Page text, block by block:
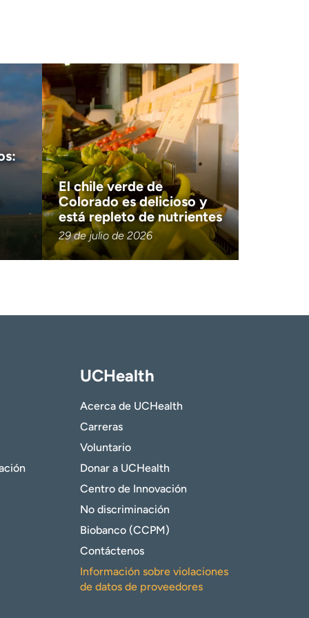
El chile verde de
Colorado es delicioso y
está repleto de nutrientes
29 de julio de 2026
UCHealth
Acerca de UCHealth
Carreras
Voluntario
Donar a UCHealth
Centro de Innovación
No discriminación
Biobanco (CCPM)
Contáctenos
Información sobre violaciones
de datos de proveedores